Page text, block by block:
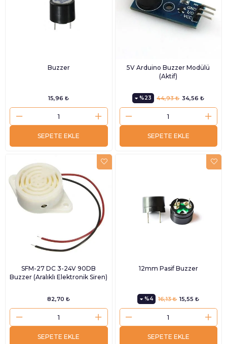
Buzzer
15,96 ₺
SEPETE EKLE
5V Arduino Buzzer Modülü
(Aktif)
%23 34,56 ₺
44,93 ₺
SEPETE EKLE
SFM-27 DC 3-24V 90DB
Buzzer (Aralıklı Elektronik Siren)
82,70 ₺
SEPETE EKLE
12mm Pasif Buzzer
%4 15,55 ₺
16,13 ₺
SEPETE EKLE